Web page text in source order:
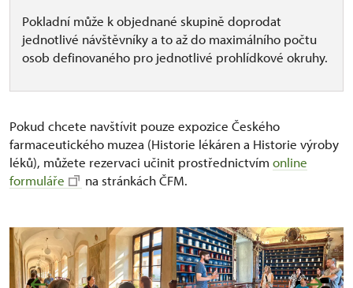
Pokladní může k objednané skupině doprodat
jednotlivé návštěvníky a to až do maximálního počtu
osob definovaného pro jednotlivé prohlídkové okruhy.
Pokud chcete navštívit pouze expozice Českého
farmaceutického muzea (Historie lékáren a Historie výroby
léků), můžete rezervaci učinit prostřednictvím online
formuláře
na stránkách ČFM.